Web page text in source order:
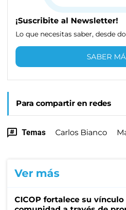
¡Suscribite al Newsletter!
Lo que necesitas saber, desde
SABER
Para compartir en redes
Temas Carlos Bianco
Ver más
CICOP fortalece su